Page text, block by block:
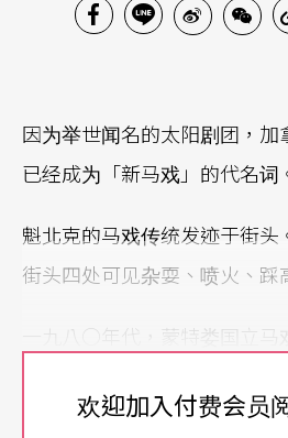
因为举世闻名的太阳剧团，
已经成为「新马戏」的代名词
魁北克的马戏传统发迹于街
街头四处可见杂耍、喷火、踩
一九八○年代，蒙特娄国立马
跨国经营成为全球文创产业的
欢迎加入付费会员